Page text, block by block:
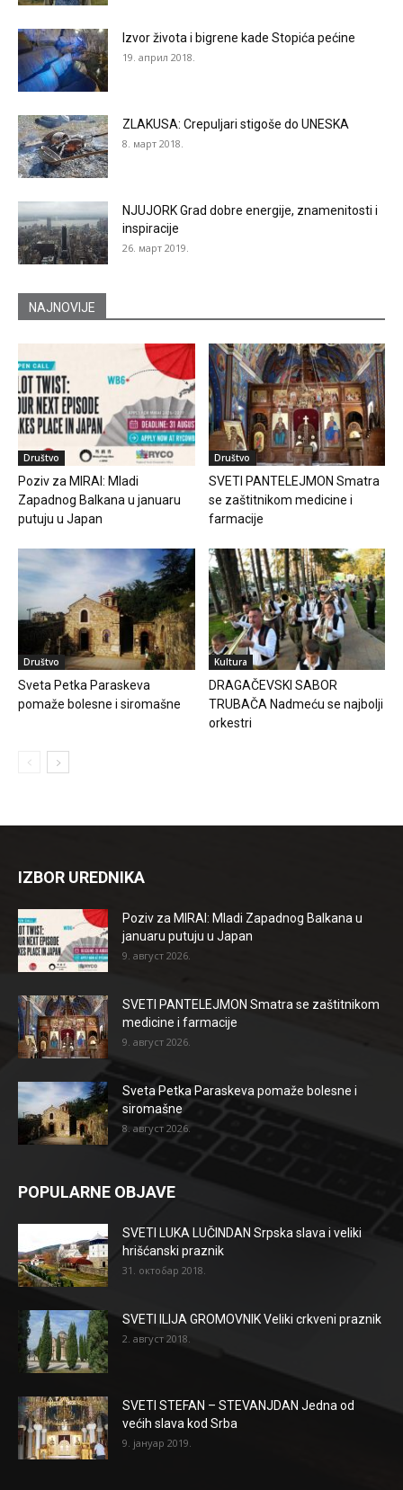
Izvor života i bigrene kade Stopića pećine
19. април 2018.
ZLAKUSA: Crepuljari stigoše do UNESKA
8. март 2018.
NJUJORK Grad dobre energije, znamenitosti i
inspiracije
26. март 2019.
NAJNOVIJE
Društvo
Poziv za MIRAI: Mladi
Zapadnog Balkana u januaru
putuju u Japan
Društvo
SVETI PANTELEJMON Smatra
se zaštitnikom medicine i
farmacije
Društvo
Sveta Petka Paraskeva
pomaže bolesne i siromašne
Kultura
DRAGAČEVSKI SABOR
TRUBAČA Nadmeću se najbolji
orkestri
IZBOR UREDNIKA
Poziv za MIRAI: Mladi Zapadnog Balkana u
januaru putuju u Japan
9. август 2026.
SVETI PANTELEJMON Smatra se zaštitnikom
medicine i farmacije
9. август 2026.
Sveta Petka Paraskeva pomaže bolesne i
siromašne
8. август 2026.
POPULARNE OBJAVE
SVETI LUKA LUČINDAN Srpska slava i veliki
hrišćanski praznik
31. октобар 2018.
SVETI ILIJA GROMOVNIK Veliki crkveni praznik
2. август 2018.
SVETI STEFAN – STEVANJDAN Jedna od
većih slava kod Srba
9. јануар 2019.